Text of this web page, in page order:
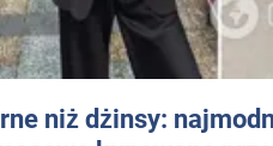
niż dżinsy: